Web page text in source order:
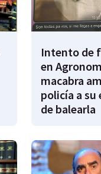
Intento de
en
macabra
policía a su
de balearla